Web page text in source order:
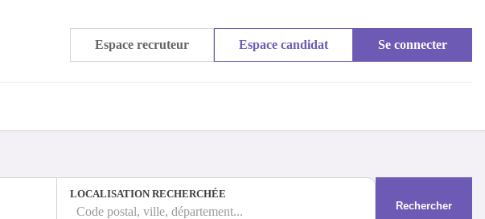
Espace recruteur Espace candidat Se connecter
LOCALISATION RECHERCHÉE
Code postal, ville, département... Rechercher